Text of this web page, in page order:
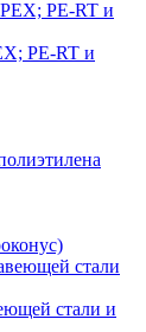
PE-RT и
стали и